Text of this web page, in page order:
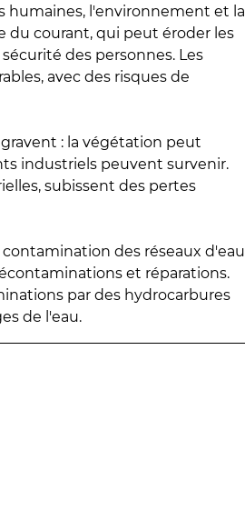
humaines, l'environnement et la
du courant, qui peut éroder les
des personnes. Les
avec des risques de
: la végétation peut
industriels peuvent survenir.
subissent des pertes
des réseaux d'eau
et réparations.
par des hydrocarbures
de l'eau.